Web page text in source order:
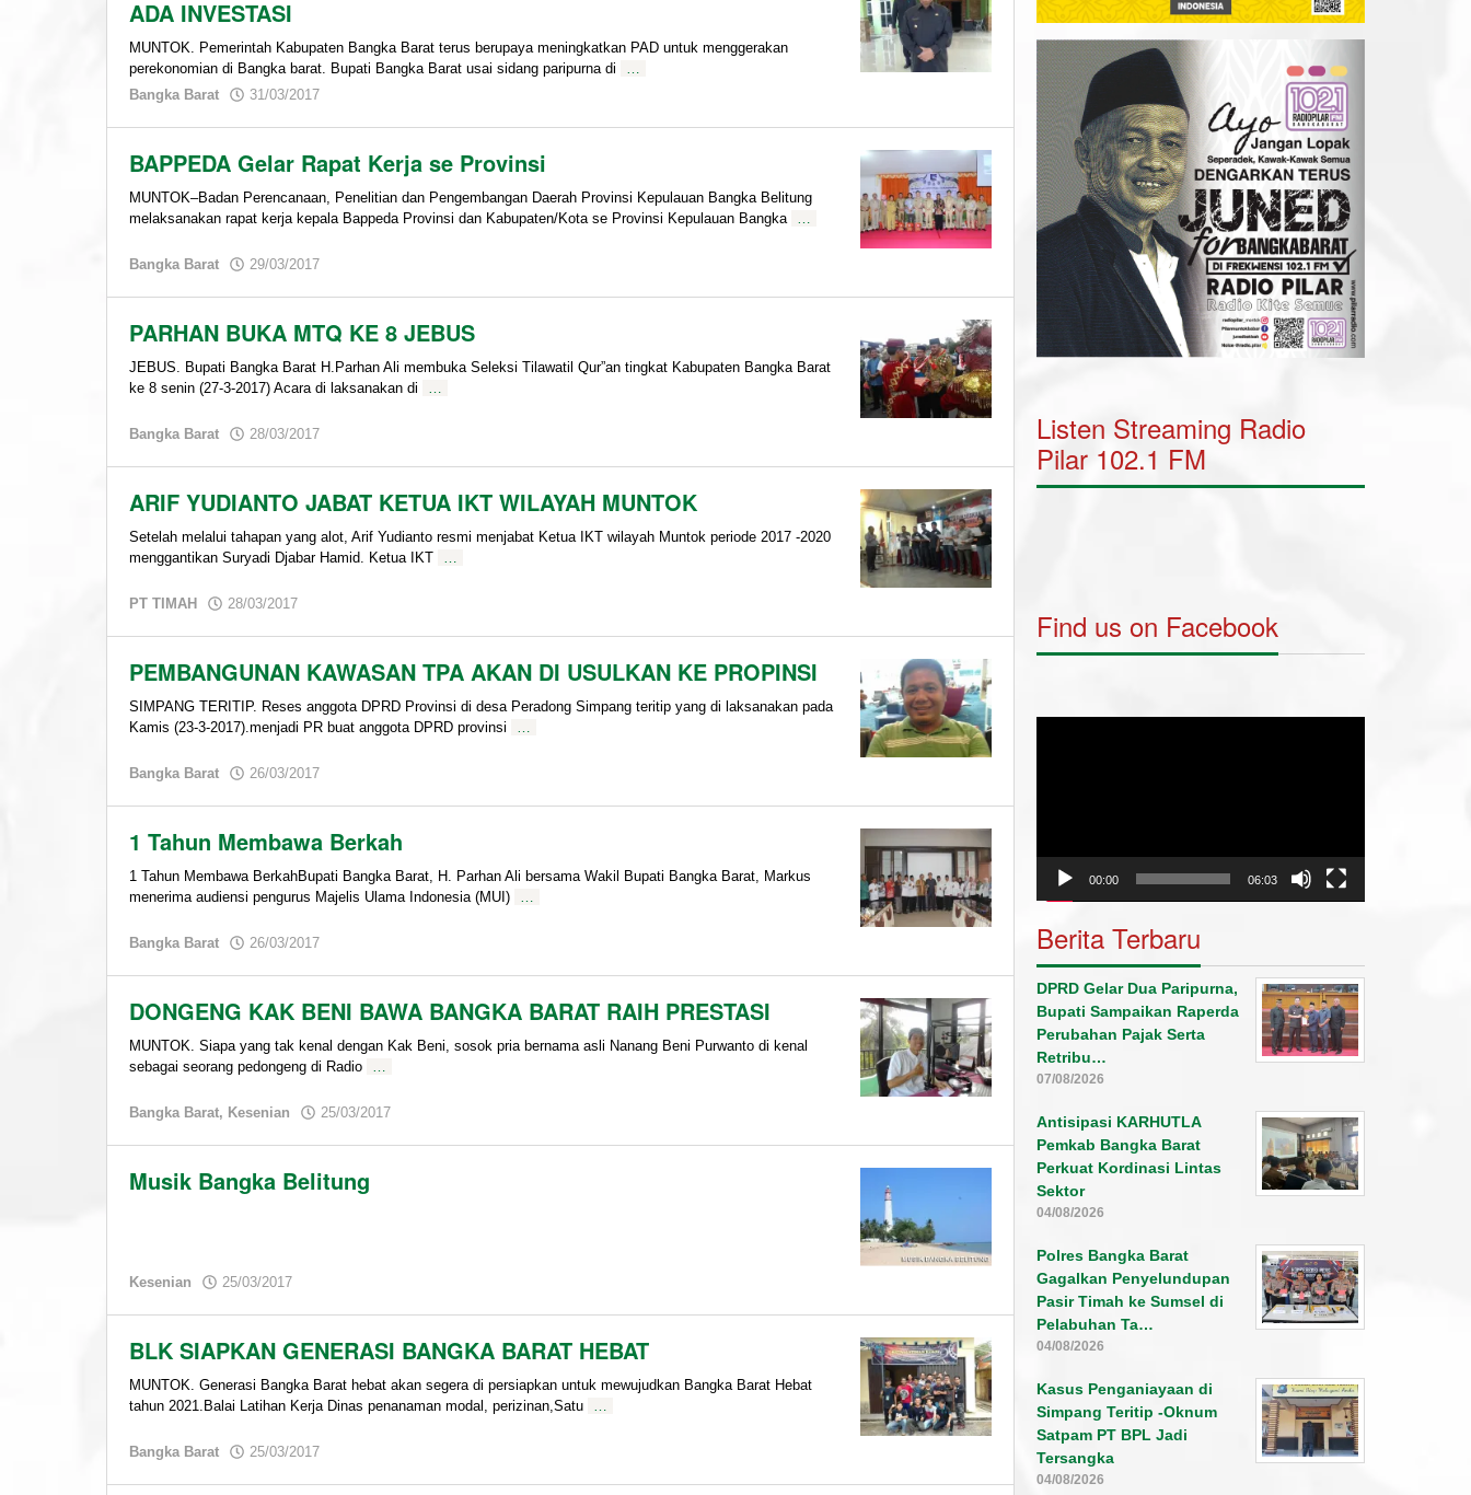
ADA INVESTASI
MUNTOK. Pemerintah Kabupaten Bangka Barat terus berupaya meningkatkan PAD untuk menggerakan
perekonomian di Bangka barat. Bupati Bangka Barat usai sidang paripurna di
…
Bangka Barat
31/03/2017
BAPPEDA Gelar Rapat Kerja se Provinsi
MUNTOK–Badan Perencanaan, Penelitian dan Pengembangan Daerah Provinsi Kepulauan Bangka Belitung
melaksanakan rapat kerja kepala Bappeda Provinsi dan Kabupaten/Kota se Provinsi Kepulauan Bangka …
Bangka Barat 29/03/2017
PARHAN BUKA MTQ KE 8 JEBUS
JEBUS. Bupati Bangka Barat H.Parhan Ali membuka Seleksi Tilawatil Qur”an tingkat Kabupaten Bangka Barat
ke 8 senin (27-3-2017) Acara di laksanakan di
…
Bangka Barat 28/03/2017
ARIF YUDIANTO JABAT KETUA IKT WILAYAH MUNTOK
Setelah melalui tahapan yang alot, Arif Yudianto resmi menjabat Ketua IKT wilayah Muntok periode 2017 -2020
menggantikan Suryadi Djabar Hamid. Ketua IKT
…
PT TIMAH 28/03/2017
PEMBANGUNAN KAWASAN TPA AKAN DI USULKAN KE PROPINSI
SIMPANG TERITIP. Reses anggota DPRD Provinsi di desa Peradong Simpang teritip yang di laksanakan pada
Kamis (23-3-2017).menjadi PR buat anggota DPRD provinsi
…
Bangka Barat 26/03/2017
1 Tahun Membawa Berkah
1 Tahun Membawa BerkahBupati Bangka Barat, H. Parhan Ali bersama Wakil Bupati Bangka Barat, Markus
menerima audiensi pengurus Majelis Ulama Indonesia (MUI)
…
Bangka Barat 26/03/2017
DONGENG KAK BENI BAWA BANGKA BARAT RAIH PRESTASI
MUNTOK. Siapa yang tak kenal dengan Kak Beni, sosok pria bernama asli Nanang Beni Purwanto di kenal
sebagai seorang pedongeng di Radio
…
Bangka Barat, Kesenian 25/03/2017
Musik Bangka Belitung
Kesenian 25/03/2017
BLK SIAPKAN GENERASI BANGKA BARAT HEBAT
MUNTOK. Generasi Bangka Barat hebat akan segera di persiapkan untuk mewujudkan Bangka Barat Hebat
tahun 2021.Balai Latihan Kerja Dinas penanaman modal, perizinan,Satu
…
Bangka Barat 25/03/2017
Listen Streaming Radio
Pilar 102.1 FM
Find us on Facebook
00:00 06:03
Berita Terbaru
DPRD Gelar Dua Paripurna,
Bupati Sampaikan Raperda
Perubahan Pajak Serta
Retribu…
07/08/2026
Antisipasi KARHUTLA
Pemkab Bangka Barat
Perkuat Kordinasi Lintas
Sektor
04/08/2026
Polres Bangka Barat
Gagalkan Penyelundupan
Pasir Timah ke Sumsel di
Pelabuhan Ta…
04/08/2026
Kasus Penganiayaan di
Simpang Teritip -Oknum
Satpam PT BPL Jadi
Tersangka
04/08/2026